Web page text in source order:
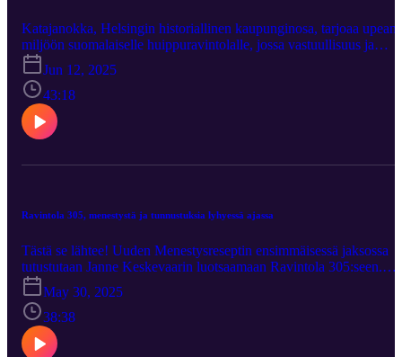
Katajanokka, Helsingin historiallinen kaupunginosa, tarjoaa upean
miljöön suomalaiselle huippuravintolalle, jossa vastuullisuus ja
kulinaarinen intohimo kohtaavat. Ravintoloitsija ja keittiöpäällikkö
Ari Ruoho, intohimoinen metsä- ja kalamies, tuo
luonnonläheisyyden ruokalistalleen, joka rakentuu sesongin
parhaista raaka-aineista. Michelinin vihreällä tähdellä (green star)
palkittu ravintola panostaa ympäristötietoisuuteen ja kestävään
kehitykseen. Kuuntele ja inspiroidu!
Jun 12, 2025
43:18
Ravintola 305, menestystä ja tunnustuksia lyhyessä ajassa
Tästä se lähtee! Uuden Menestysreseptin ensimmäisessä jaksossa
tutustutaan Janne Keskevaarin luotsaamaan Ravintola 305:seen.
Ravintola 305, Helsingissä Toisella linjalla sijaitseva
kortteliravintola, on noussut kahdessa vuodessa gastronomian
huipulle. Vuonna 2024 tämä innovatiivinen ruokapaikka sai
arvostetun Vuoden tulokas -tunnustuksen ja paikan Suomen 50
parasta ravintolaa -listalla. Ravintoloitsija ja keittiöpäällikkö Janne
May 30, 2025
38:38